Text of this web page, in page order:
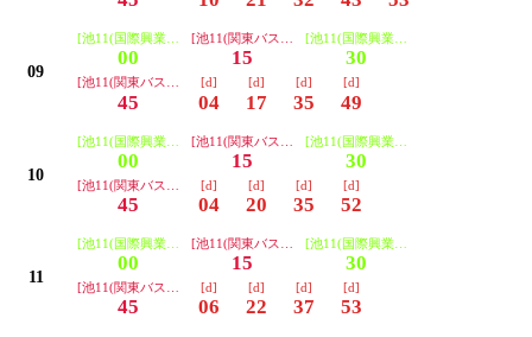
09
[池11(国際興業) 池袋駅西口 中野5経由]
00
[池11(関東バス) 池袋駅西口 中野5経由]
15
[池11(国際興業) 池袋駅西口 中野5経
30
[池11(関東バス) 池袋駅西口 中野5経由]
45
[d]
04
[d]
17
[d]
35
[d]
49
10
[池11(国際興業) 池袋駅西口 中野5経由]
00
[池11(関東バス) 池袋駅西口 中野5経由]
15
[池11(国際興業) 池袋駅西口 中野5経
30
[池11(関東バス) 池袋駅西口 中野5経由]
45
[d]
04
[d]
20
[d]
35
[d]
52
11
[池11(国際興業) 池袋駅西口 中野5経由]
00
[池11(関東バス) 池袋駅西口 中野5経由]
15
[池11(国際興業) 池袋駅西口 中野5経
30
[池11(関東バス) 池袋駅西口 中野5経由]
45
[d]
06
[d]
22
[d]
37
[d]
53